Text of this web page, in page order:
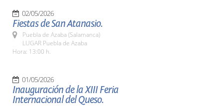
02/05/2026
Fiestas de San Atanasio.
Puebla de Azaba (Salamanca)
LUGAR Puebla de Azaba
Hora: 13:00 h.
01/05/2026
Inauguración de la XIII Feria
Internacional del Queso.